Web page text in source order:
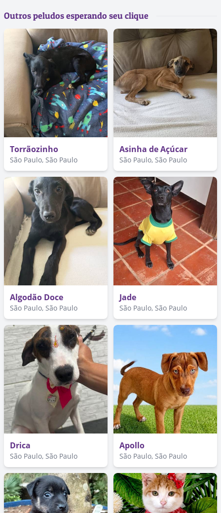
Outros peludos esperando seu clique
Torrãozinho
São Paulo, São Paulo
Asinha de Açúcar
São Paulo, São Paulo
Algodão Doce
São Paulo, São Paulo
Jade
São Paulo, São Paulo
Drica
São Paulo, São Paulo
Apollo
São Paulo, São Paulo